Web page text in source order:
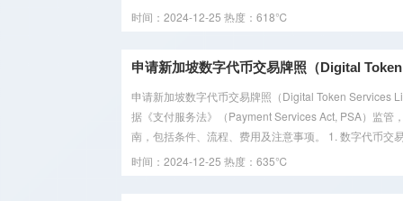
时间：2024-12-25 热度：618℃
申请新加坡数字代币交易牌照（Digital
申请新加坡数字代币交易牌照（Digital Token Services
据《支付服务法》（Payment Services Act, PSA）监管
南，包括条件、流程、费用及注意事项。 1. 数字代币交
时间：2024-12-25 热度：635℃